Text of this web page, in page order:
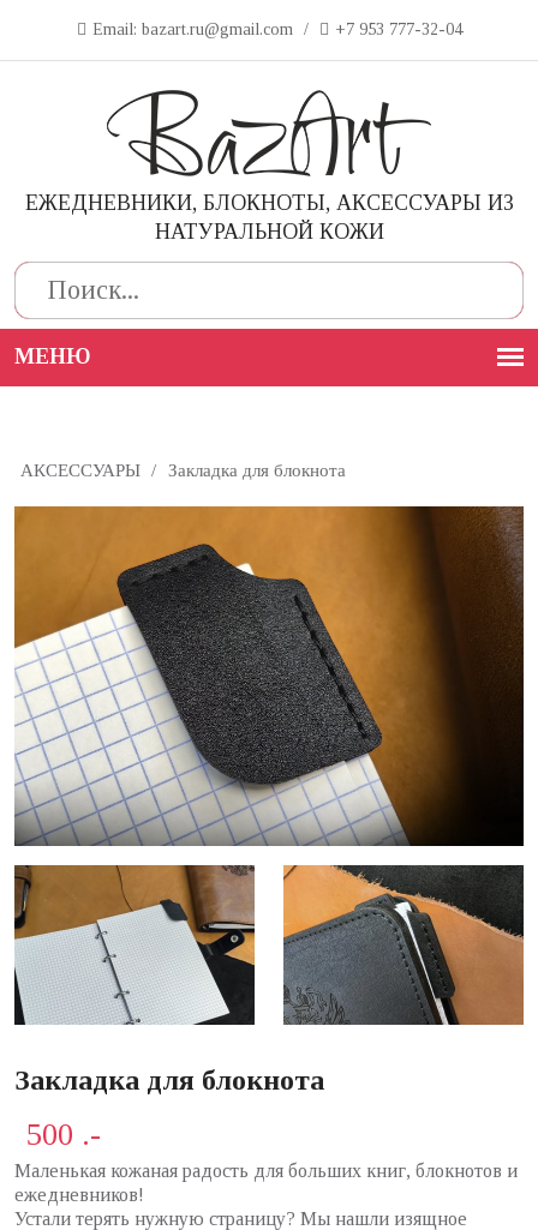
Email: bazart.ru@gmail.com / +7 953 777-32-04
ЕЖЕДНЕВНИКИ, БЛОКНОТЫ, АКСЕССУАРЫ ИЗ
НАТУРАЛЬНОЙ КОЖИ
Поиск
АКСЕССУАРЫ / Закладка для блокнота
Закладка для блокнота
500 .-
Маленькая кожаная радость для больших книг, блокнотов и
ежедневников!
Устали терять нужную страницу? Мы нашли изящное